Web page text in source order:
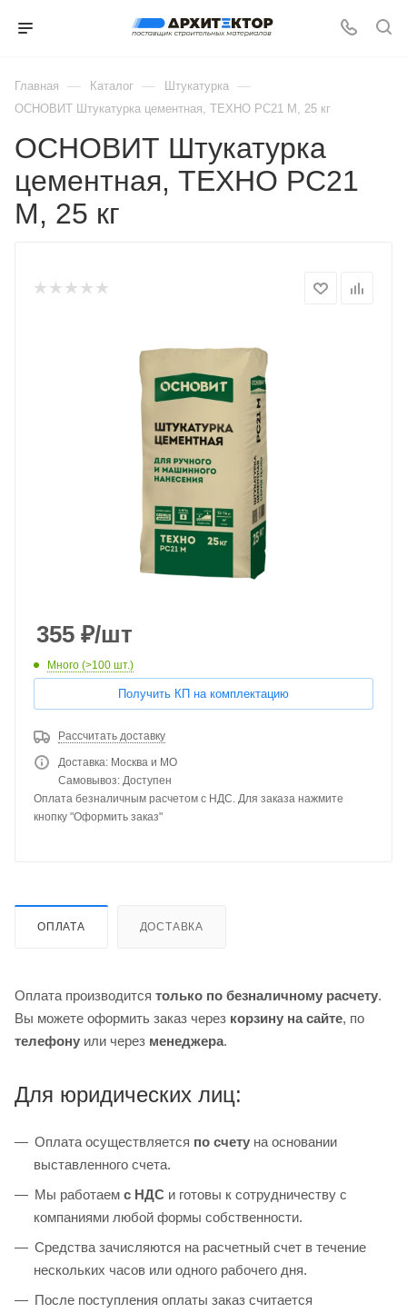
Главная — Каталог — Штукатурка —
ОСНОВИТ Штукатурка цементная, ТЕХНО PC21 M, 25 кг
ОСНОВИТ Штукатурка
цементная, ТЕХНО PC21
M, 25 кг
355 ₽/шт
Много (>100 шт.)
Получить КП на комплектацию
Рассчитать доставку
Доставка: Москва и МО
Самовывоз: Доступен
Оплата безналичным расчетом с НДС. Для заказа нажмите
кнопку "Оформить заказ"
ОПЛАТА ДОСТАВКА
Оплата производится только по безналичному расчету.
Вы можете оформить заказ через корзину на сайте, по
телефону или через менеджера.
Для юридических лиц:
Оплата осуществляется по счету на основании
выставленного счета.
Мы работаем с НДС и готовы к сотрудничеству с
компаниями любой формы собственности.
Средства зачисляются на расчетный счет в течение
нескольких часов или одного рабочего дня.
После поступления оплаты заказ считается